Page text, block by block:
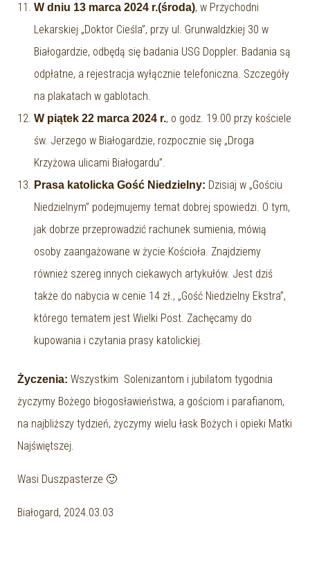
W dniu 13 marca 2024 r.(środa), w Przychodni
Lekarskiej „Doktor Cieśla”, przy ul. Grunwaldzkiej 30 w
Białogardzie, odbędą się badania USG Doppler. Badania są
odpłatne, a rejestracja wyłącznie telefoniczna. Szczegóły
na plakatach w gablotach.
W piątek 22 marca 2024 r., o godz. 19.00 przy kościele
św. Jerzego w Białogardzie, rozpocznie się „Droga
Krzyżowa ulicami Białogardu”.
Prasa katolicka Gość Niedzielny: Dzisiaj w „Gościu
Niedzielnym” podejmujemy temat dobrej spowiedzi. O tym,
jak dobrze przeprowadzić rachunek sumienia, mówią
osoby zaangażowane w życie Kościoła. Znajdziemy
również szereg innych ciekawych artykułów. Jest dziś
także do nabycia w cenie 14 zł., „Gość Niedzielny Ekstra”,
którego tematem jest Wielki Post. Zachęcamy do
kupowania i czytania prasy katolickiej.
Życzenia: Wszystkim Solenizantom i jubilatom tygodnia
życzymy Bożego błogosławieństwa, a gościom i parafianom,
na najbliższy tydzień, życzymy wielu łask Bożych i opieki Matki
Najświętszej.
Wasi Duszpasterze 🙂
Białogard, 2024.03.03